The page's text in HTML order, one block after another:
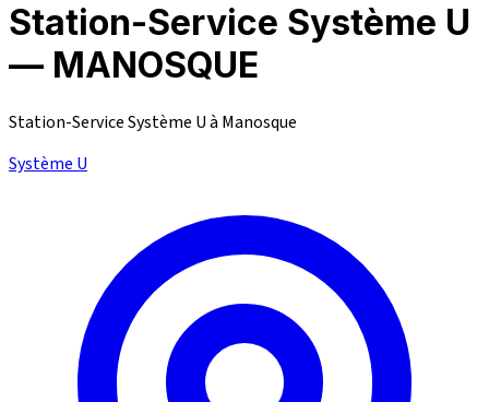
Station-Service Système U
— MANOSQUE
Station-Service Système U à Manosque
Système U